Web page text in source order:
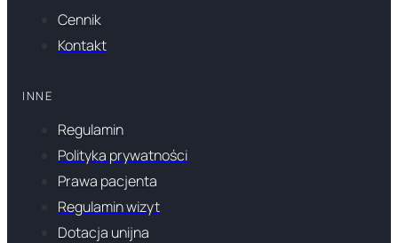
Cennik
Kontakt
INNE
Regulamin
Polityka prywatności
Prawa pacjenta
Regulamin wizyt
Dotacja unijna